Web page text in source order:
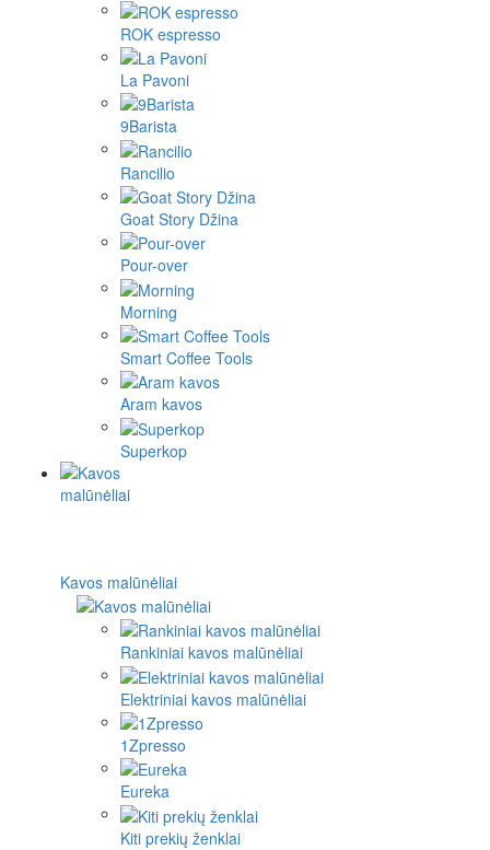
ROK espresso
La Pavoni
9Barista
Rancilio
Goat Story Džina
Pour-over
Morning
Smart Coffee Tools
Aram kavos
Superkop
Kavos malūnėliai
Rankiniai kavos malūnėliai
Elektriniai kavos malūnėliai
1Zpresso
Eureka
Kiti prekių ženklai